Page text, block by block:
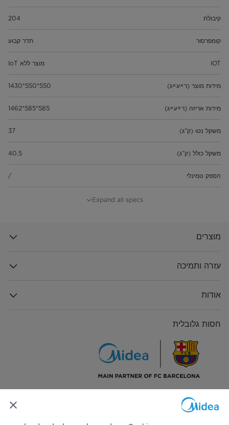
קיבולת 204
קומפרסור תדר קבוע
IOT מוצר ללא IoT
מידות מוצר (ר×ע×ג) 550*550*1430
מידות אריזה (ר×ע×ג) 585*585*1462
משקל נטו (ק"ג) 37
משקל כולל (ק"ג) 40.5
הספק נומינלי /
Expand all specs
מוצרים
עזרה ותמיכה
אודות
חסות גלובלית
התחבר אלינו